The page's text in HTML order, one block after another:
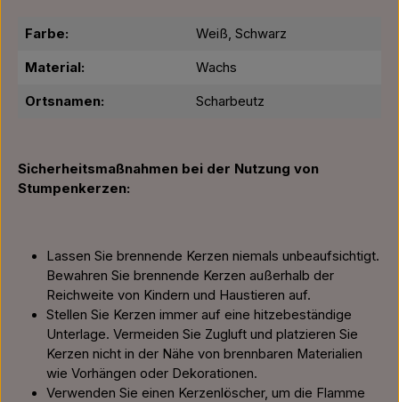
Farbe: Weiß, Schwarz
Material: Wachs
Ortsnamen: Scharbeutz
Sicherheitsmaßnahmen bei der Nutzung von
Stumpenkerzen:
Lassen Sie brennende Kerzen niemals unbeaufsichtigt.
Bewahren Sie brennende Kerzen außerhalb der
Reichweite von Kindern und Haustieren auf.
Stellen Sie Kerzen immer auf eine hitzebeständige
Unterlage. Vermeiden Sie Zugluft und platzieren Sie
Kerzen nicht in der Nähe von brennbaren Materialien
wie Vorhängen oder Dekorationen.
Verwenden Sie einen Kerzenlöscher, um die Flamme